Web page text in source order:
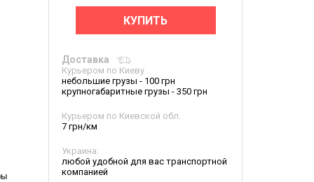
КУПИТЬ
Доставка
Курьером по Киеву
небольшие грузы - 100 грн
крупногабаритные грузы - 350 грн
Курьером по Киевской обл.
7 грн/км
Украина:
любой удобной для вас транспортной
компанией